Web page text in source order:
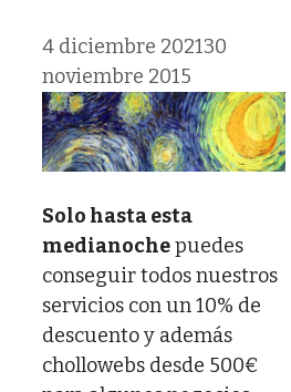
4 diciembre 202130
noviembre 2015
Solo hasta esta
medianochepuedes
conseguir todos nuestros
servicios con un 10% de
descuento y además
chollowebs desde 500€